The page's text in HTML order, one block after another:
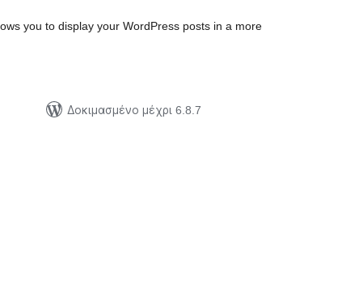
you to display your WordPress posts in a more
Δοκιμασμένο μέχρι 6.8.7